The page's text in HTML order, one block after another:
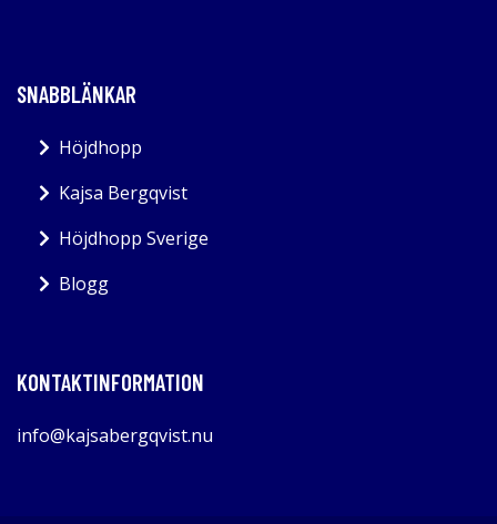
SNABBLÄNKAR
Höjdhopp
Kajsa Bergqvist
Höjdhopp Sverige
Blogg
KONTAKTINFORMATION
info@kajsabergqvist.nu